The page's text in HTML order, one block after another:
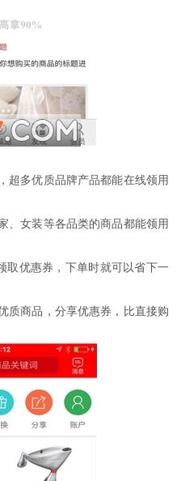
超多优质品牌产品都能在线领用
、女装等各品类的商品都能领用
取优惠券，下单时就可以省下一
质商品，分享优惠券，比直接购